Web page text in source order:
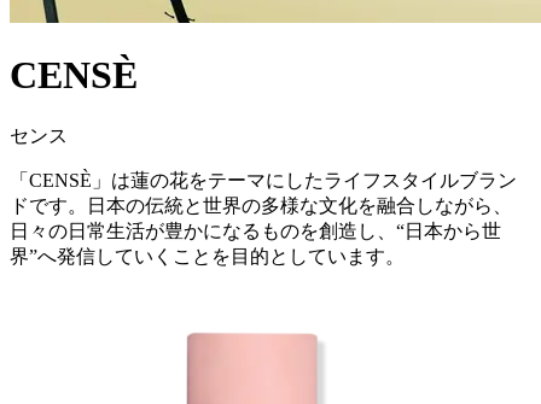
CENSÈ
センス
「CENSÈ」は蓮の花をテーマにしたライフスタイルブラン
ドです。日本の伝統と世界の多様な文化を融合しながら、
日々の日常生活が豊かになるものを創造し、“日本から世
界”へ発信していくことを目的としています。